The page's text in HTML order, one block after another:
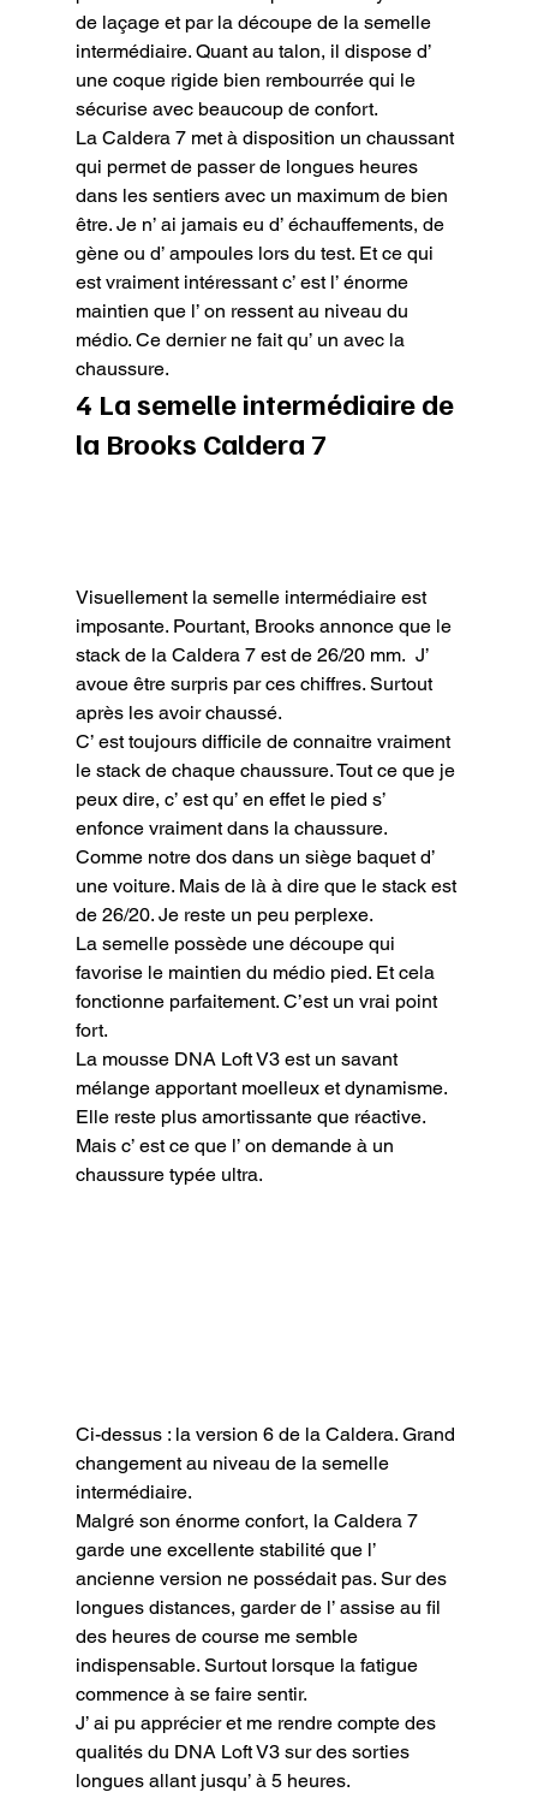
de laçage et par la découpe de la semelle
intermédiaire. Quant au talon, il dispose d’
une coque rigide bien rembourrée qui le
sécurise avec beaucoup de confort.
La Caldera 7 met à disposition un chaussant
qui permet de passer de longues heures
dans les sentiers avec un maximum de bien
être. Je n’ ai jamais eu d’ échauffements, de
gène ou d’ ampoules lors du test. Et ce qui
est vraiment intéressant c’ est l’ énorme
maintien que l’ on ressent au niveau du
médio. Ce dernier ne fait qu’ un avec la
chaussure.
4 La semelle intermédiaire de
la Brooks Caldera 7
Visuellement la semelle intermédiaire est
imposante. Pourtant, Brooks annonce que le
stack de la Caldera 7 est de 26/20 mm.  J’
avoue être surpris par ces chiffres. Surtout
après les avoir chaussé.
C’ est toujours difficile de connaitre vraiment
le stack de chaque chaussure. Tout ce que je
peux dire, c’ est qu’ en effet le pied s’
enfonce vraiment dans la chaussure.
Comme notre dos dans un siège baquet d’
une voiture. Mais de là à dire que le stack est
de 26/20. Je reste un peu perplexe.
La semelle possède une découpe qui
favorise le maintien du médio pied. Et cela
fonctionne parfaitement. C’est un vrai point
fort.
La mousse DNA Loft V3 est un savant
mélange apportant moelleux et dynamisme.
Elle reste plus amortissante que réactive.
Mais c’ est ce que l’ on demande à un
chaussure typée ultra.
Ci-dessus : la version 6 de la Caldera. Grand
changement au niveau de la semelle
intermédiaire.
Malgré son énorme confort, la Caldera 7
garde une excellente stabilité que l’
ancienne version ne possédait pas. Sur des
longues distances, garder de l’ assise au fil
des heures de course me semble
indispensable. Surtout lorsque la fatigue
commence à se faire sentir.
J’ ai pu apprécier et me rendre compte des
qualités du DNA Loft V3 sur des sorties
longues allant jusqu’ à 5 heures.